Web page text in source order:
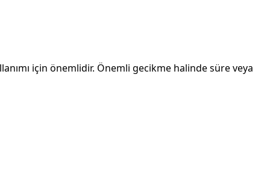
için önemlidir. Önemli gecikme halinde süre veya